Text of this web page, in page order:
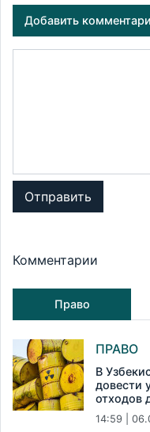
Добавить
Отправить
Комментарии
Право
ПРАВО
В
довести
отходов
14:59 |